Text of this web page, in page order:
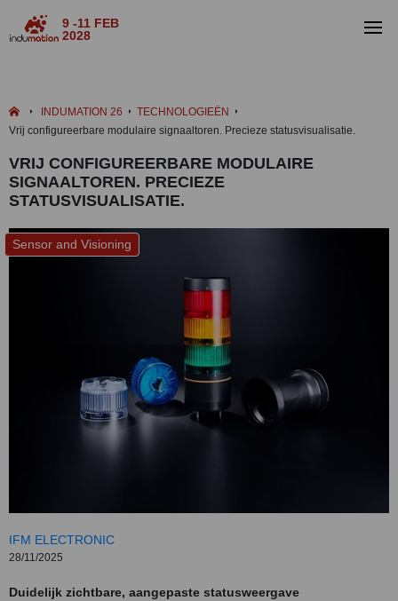
9 -11 FEB
2028
INDUMATION 26
TECHNOLOGIEËN
Vrij configureerbare modulaire signaaltoren. Precieze statusvisualisatie.
VRIJ CONFIGUREERBARE MODULAIRE
SIGNAALTOREN. PRECIEZE
STATUSVISUALISATIE.
Sensor and Visioning
IFM ELECTRONIC
28/11/2025
Duidelijk zichtbare, aangepaste statusweergave